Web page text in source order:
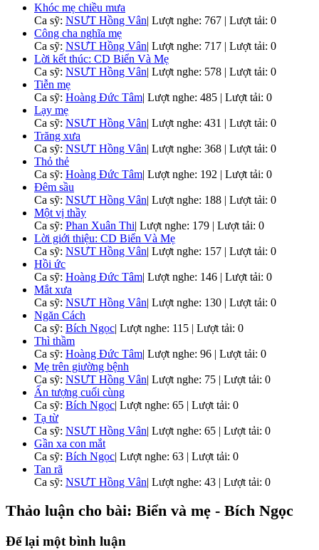
Khóc mẹ chiều mưa
Ca sỹ: NSƯT Hồng Vân| Lượt nghe: 767 | Lượt tải: 0
Công cha nghĩa mẹ
Ca sỹ: NSƯT Hồng Vân| Lượt nghe: 717 | Lượt tải: 0
Lời kết thúc: CD Biển Và Mẹ
Ca sỹ: NSƯT Hồng Vân| Lượt nghe: 578 | Lượt tải: 0
Tiễn mẹ
Ca sỹ: Hoàng Đức Tâm| Lượt nghe: 485 | Lượt tải: 0
Lạy mẹ
Ca sỹ: NSƯT Hồng Vân| Lượt nghe: 431 | Lượt tải: 0
Trăng xưa
Ca sỹ: NSƯT Hồng Vân| Lượt nghe: 368 | Lượt tải: 0
Thỏ thẻ
Ca sỹ: Hoàng Đức Tâm| Lượt nghe: 192 | Lượt tải: 0
Đêm sầu
Ca sỹ: NSƯT Hồng Vân| Lượt nghe: 188 | Lượt tải: 0
Một vị thầy
Ca sỹ: Phan Xuân Thi| Lượt nghe: 179 | Lượt tải: 0
Lời giới thiệu: CD Biển Và Mẹ
Ca sỹ: NSƯT Hồng Vân| Lượt nghe: 157 | Lượt tải: 0
Hồi ức
Ca sỹ: Hoàng Đức Tâm| Lượt nghe: 146 | Lượt tải: 0
Mắt xưa
Ca sỹ: NSƯT Hồng Vân| Lượt nghe: 130 | Lượt tải: 0
Ngăn Cách
Ca sỹ: Bích Ngọc| Lượt nghe: 115 | Lượt tải: 0
Thì thầm
Ca sỹ: Hoàng Đức Tâm| Lượt nghe: 96 | Lượt tải: 0
Mẹ trên giường bệnh
Ca sỹ: NSƯT Hồng Vân| Lượt nghe: 75 | Lượt tải: 0
Ấn tượng cuối cùng
Ca sỹ: Bích Ngọc| Lượt nghe: 65 | Lượt tải: 0
Tạ từ
Ca sỹ: NSƯT Hồng Vân| Lượt nghe: 65 | Lượt tải: 0
Gần xa con mắt
Ca sỹ: Bích Ngọc| Lượt nghe: 63 | Lượt tải: 0
Tan rã
Ca sỹ: NSƯT Hồng Vân| Lượt nghe: 43 | Lượt tải: 0
Thảo luận cho bài: Biển và mẹ - Bích Ngọc
Để lại một bình luận